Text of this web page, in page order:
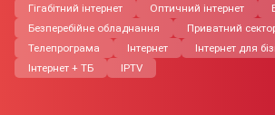
Гігабітний інтернет
Оптичний інтернет
Безперебійне обладнання
Приватний
Телепрограма
Інтернет
Інтернет для
Інтернет + ТБ
IPTV